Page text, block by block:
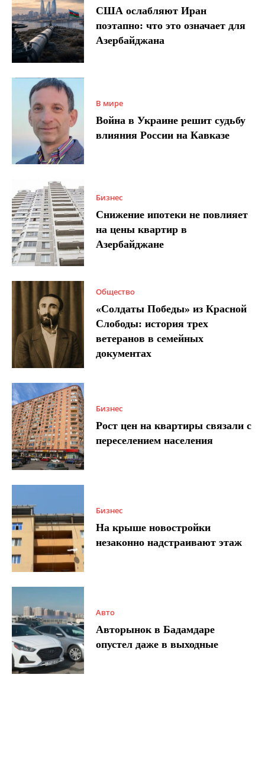
США ослабляют Иран
поэтапно: что это означает для
Азербайджана
В мире
Война в Украине решит судьбу
влияния России на Кавказе
Бизнес
Снижение ипотеки не повлияет
на цены квартир в
Азербайджане
Общество
«Солдаты Победы» из Красной
Слободы: история трех
ветеранов в семейных
документах
Бизнес
Рост цен на квартиры связали с
переселением населения
Бизнес
На крыше новостройки
незаконно надстраивают этаж
Авто
Авторынок в Бадамдаре
опустел даже в выходные